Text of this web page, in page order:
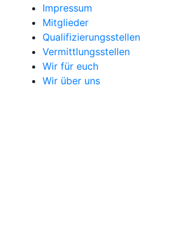
Impressum
Mitglieder
Qualifizierungsstellen
Vermittlungsstellen
Wir für euch
Wir über uns